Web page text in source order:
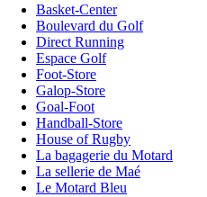
Basket-Center
Boulevard du Golf
Direct Running
Espace Golf
Foot-Store
Galop-Store
Goal-Foot
Handball-Store
House of Rugby
La bagagerie du Motard
La sellerie de Maé
Le Motard Bleu